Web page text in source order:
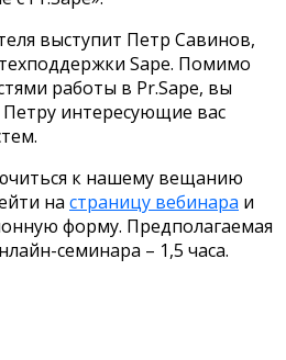
выступит Петр Савинов,
Sape. Помимо
работы в Pr.Sape, вы
интересующие вас
к нашему вещанию
на страницу вебинара и
форму. Предполагаемая
семинара – 1,5 часа.